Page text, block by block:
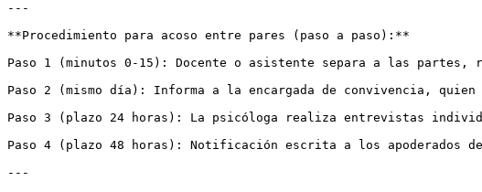
---
**Procedimiento para acoso entre pares (paso a paso):**
Paso 1 (minutos 0-15): Docente o asistente separa a las
Paso 2 (mismo día): Informa a la encargada de convivencia,
Paso 3 (plazo 24 horas): La psicóloga realiza entrevistas
Paso 4 (plazo 48 horas): Notificación escrita a los apoderados
---